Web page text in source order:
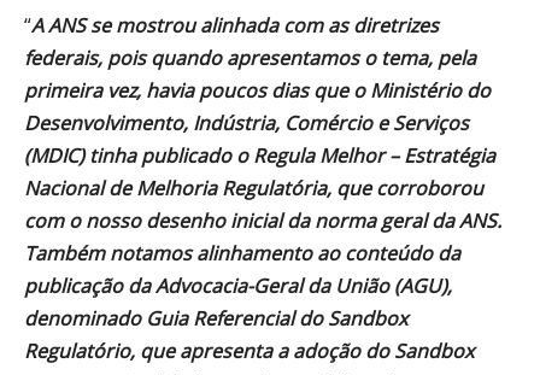
“A ANS se mostrou alinhada com as diretrizes
federais, pois quando apresentamos o tema, pela
primeira vez, havia poucos dias que o Ministério do
Desenvolvimento, Indústria, Comércio e Serviços
(MDIC) tinha publicado o Regula Melhor – Estratégia
Nacional de Melhoria Regulatória, que corroborou
com o nosso desenho inicial da norma geral da ANS.
Também notamos alinhamento ao conteúdo da
publicação da Advocacia-Geral da União (AGU),
denominado Guia Referencial do Sandbox
Regulatório, que apresenta a adoção do Sandbox